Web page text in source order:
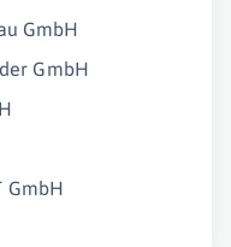
GmbH
GmbH
GmbH